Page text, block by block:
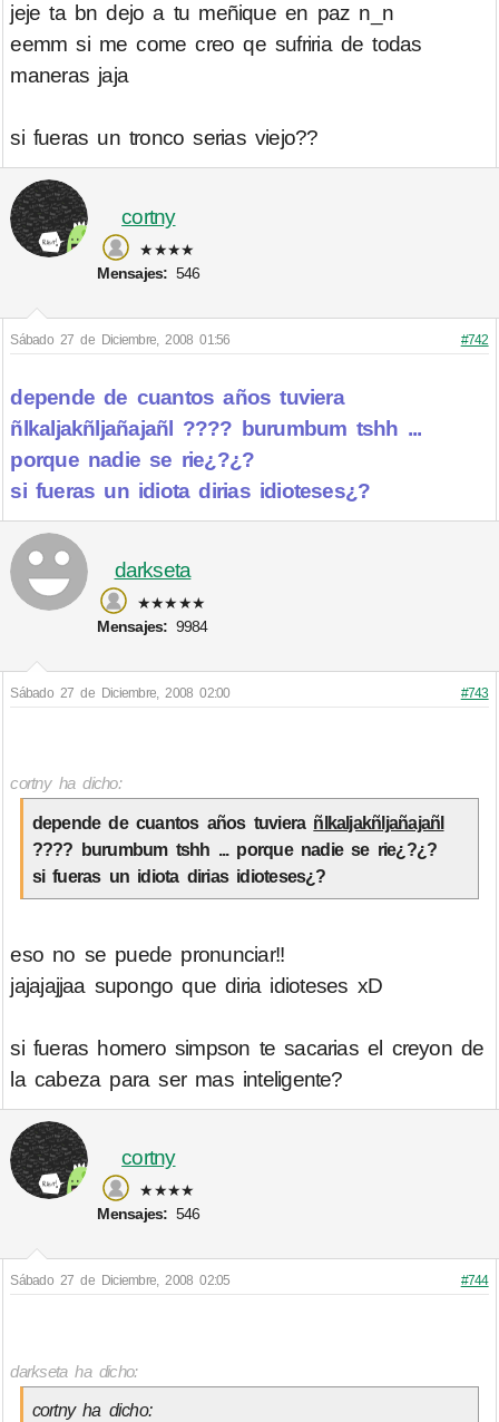
jeje ta bn dejo a tu meñique en paz n_n
eemm si me come creo qe sufriria de todas
maneras jaja
si fueras un tronco serias viejo??
cortny
★★★★
Mensajes: 546
Sábado 27 de Diciembre, 2008 01:56 #742
depende de cuantos años tuviera
ñlkaljakñljañajañl ???? burumbum tshh ...
porque nadie se rie¿?¿?
si fueras un idiota dirias idioteses¿?
darkseta
★★★★★
Mensajes: 9984
Sábado 27 de Diciembre, 2008 02:00 #743
cortny ha dicho:
depende de cuantos años tuviera ñlkaljakñljañajañl
???? burumbum tshh ... porque nadie se rie¿?¿?
si fueras un idiota dirias idioteses¿?
eso no se puede pronunciar!!
jajajajjaa supongo que diria idioteses xD
si fueras homero simpson te sacarias el creyon de
la cabeza para ser mas inteligente?
cortny
★★★★
Mensajes: 546
Sábado 27 de Diciembre, 2008 02:05 #744
darkseta ha dicho:
cortny ha dicho: